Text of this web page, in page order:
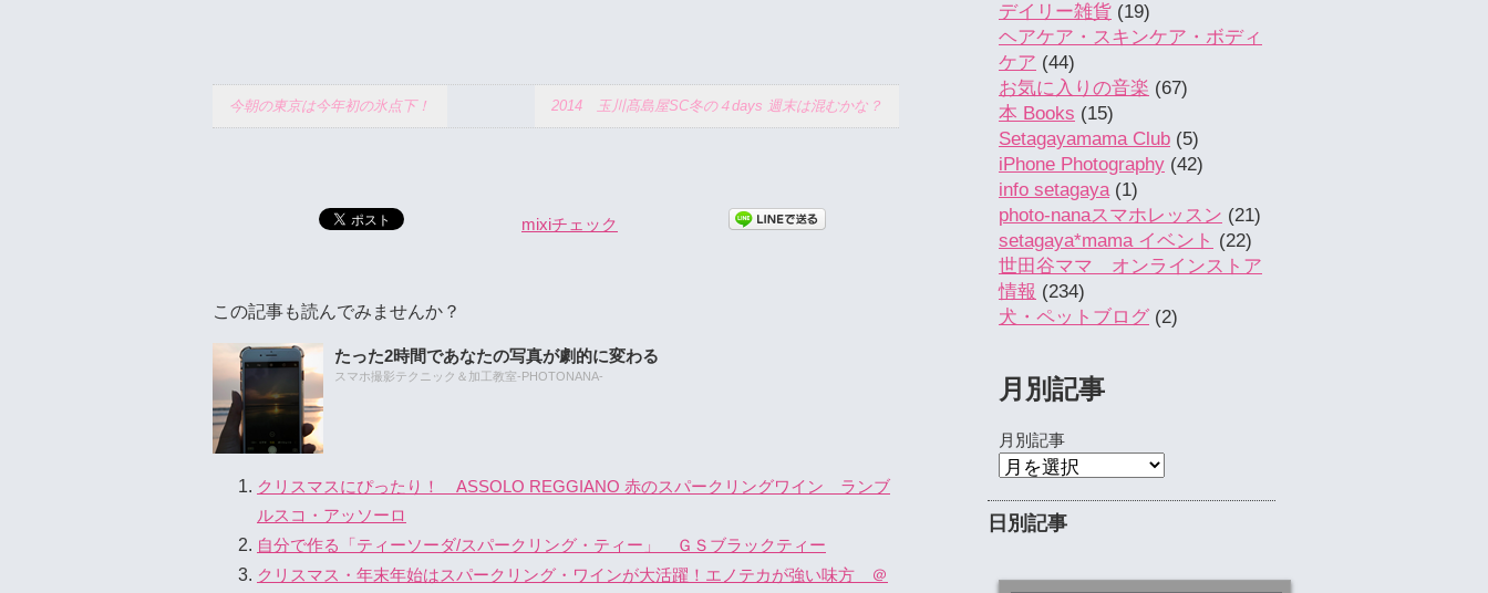
今朝の東京は今年初の氷点下！ 2014 玉川髙島屋SC冬の４days 週末は混むかな？
mixiチェック
この記事も読んでみませんか？
たった2時間であなたの写真が劇的に変わる
スマホ撮影テクニック＆加工教室-PHOTONANA-
クリスマスにぴったり！ ASSOLO REGGIANO 赤のスパークリングワイン ランブ
ルスコ・アッソーロ
自分で作る「ティーソーダ/スパークリング・ティー」 ＧＳブラックティー
クリスマス・年末年始はスパークリング・ワインが大活躍！エノテカが強い味方 ＠
デイリー雑貨 (19)
ヘアケア・スキンケア・ボディ
ケア (44)
お気に入りの音楽 (67)
本 Books (15)
Setagayamama Club (5)
iPhone Photography (42)
info setagaya(1)
photo-nanaスマホレッスン (21)
setagaya*mama イベント (22)
世田谷ママ オンラインストア
情報 (234)
犬・ペットブログ (2)
月別記事
月別記事
日別記事